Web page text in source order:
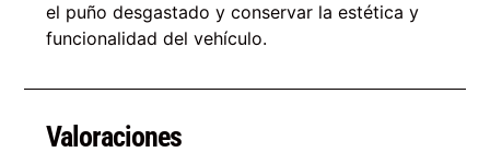
el puño desgastado y conservar la estética y
funcionalidad del vehículo.
Valoraciones